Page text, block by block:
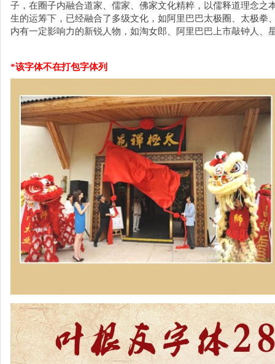
子，在圈子内融合道家、儒家、佛家文化精粹，以儒释道理念
生的运筹下，已经融合了多级文化，如阿里巴巴太极圈、太极
内有一定影响力的新锐人物，如淘女郎、阿里巴巴上市敲钟人
*该字体不在打包字体列